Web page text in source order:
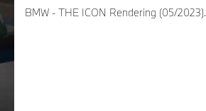
BMW - THE ICON Rendering (05/2023).